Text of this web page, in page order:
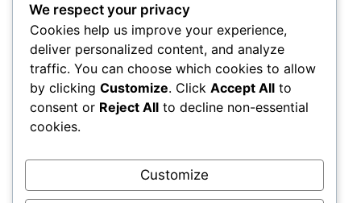
Mengenal Perbedaan Perangkat Lunak
Berlisensi, Gratis, dan Sumber Terbuka
Pentingnya Memperbarui Perangkat Lunak
untuk Menjaga Keamanan Sistem
Cara Mengelola Aplikasi Startup agar Komputer
Menyala Lebih Cepat
Panduan Memilih Sistem Operasi Sesuai
Kebutuhan Pengguna
We respect your privacy
Cookies help us improve your experience,
deliver personalized content, and analyze
traffic. You can choose which cookies to allow
by clicking Customize. Click Accept All to
consent or Reject All to decline non-essential
cookies.
Customize